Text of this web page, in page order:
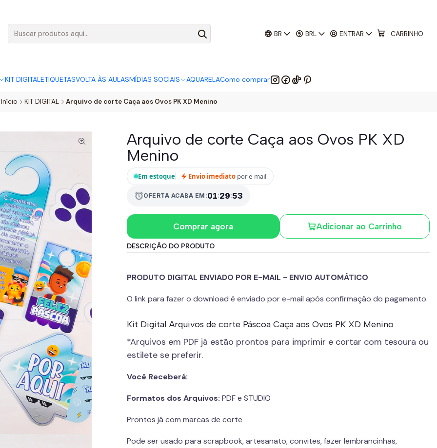
BR BRL ENTRAR CARRINHO
KIT DIGITALETIQUETASVOLTA ÀS AULASMÍDIAS SOCIAIS AQUARELAComo comprar
Início KIT DIGITAL Arquivo de corte Caça aos Ovos PK XD Menino
Arquivo de corte Caça aos Ovos PK XD
Menino
Em estoque Envio imediato por e-mail
alarmOFERTA ACABA EM:01:29:52
Adicionar ao Carrinho
Comprar agora
DESCRIÇÃO DO PRODUTO
PRODUTO DIGITAL ENVIADO POR E-MAIL - ENVIO AUTOMÁTICO
O link para fazer o download é enviado por e-mail após confirmação do pagamento.
Kit Digital Arquivos de corte Páscoa Caça aos Ovos PK XD Menino
*Arquivos em PDF já estão prontos para imprimir e cortar com tesoura ou
estilete se preferir.
Você Receberá:
Formatos dos Arquivos: PDF e STUDIO
Prontos já com marcas de corte
Pode ser usado para scrapbook, artesanato, convites, fazer lembrancinhas,